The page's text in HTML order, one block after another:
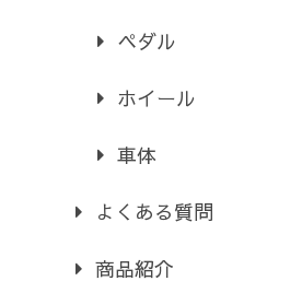
ペダル
ホイール
車体
よくある質問
商品紹介